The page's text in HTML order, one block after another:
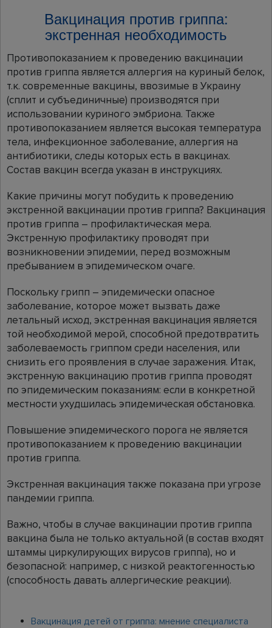
Вакцинация против гриппа:
экстренная необходимость
Противопоказанием к проведению вакцинации
против гриппа является аллергия на куриный белок,
т.к. современные вакцины, ввозимые в Украину
(сплит и субъединичные) производятся при
использовании куриного эмбриона. Также
противопоказанием является высокая температура
тела, инфекционное заболевание, аллергия на
антибиотики, следы которых есть в вакцинах.
Состав вакцин всегда указан в инструкциях.
Какие причины могут побудить к проведению
экстренной вакцинации против гриппа? Вакцинация
против гриппа – профилактическая мера.
Экстренную профилактику проводят при
возникновении эпидемии, перед возможным
пребыванием в эпидемическом очаге.
Поскольку грипп – эпидемически опасное
заболевание, которое может вызвать даже
летальный исход, экстренная вакцинация является
той необходимой мерой, способной предотвратить
заболеваемость гриппом среди населения, или
снизить его проявления в случае заражения. Итак,
экстренную вакцинацию против гриппа проводят
по эпидемическим показаниям: если в конкретной
местности ухудшилась эпидемическая обстановка.
Повышение эпидемического порога не является
противопоказанием к проведению вакцинации
против гриппа.
Экстренная вакцинация также показана при угрозе
пандемии гриппа.
Важно, чтобы в случае вакцинации против гриппа
вакцина была не только актуальной (в состав входят
штаммы циркулирующих вирусов гриппа), но и
безопасной: например, с низкой реактогенностью
(способность давать аллергические реакции).
Вакцинация детей от гриппа: мнение специалиста